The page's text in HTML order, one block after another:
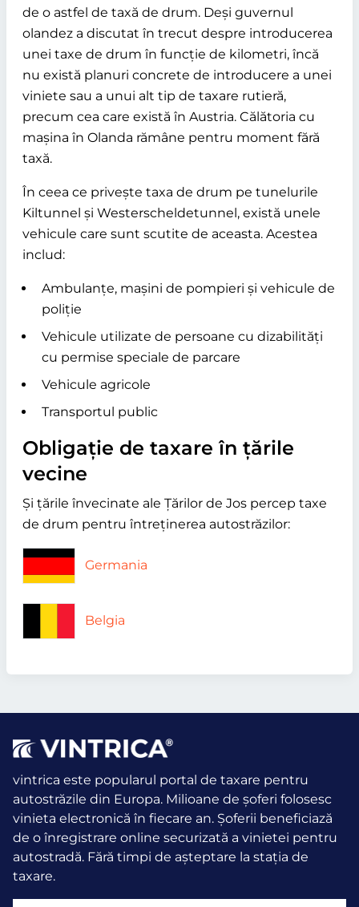
de o astfel de taxă de drum. Deși guvernul
olandez a discutat în trecut despre introducerea
unei taxe de drum în funcție de kilometri, încă
nu există planuri concrete de introducere a unei
viniete sau a unui alt tip de taxare rutieră,
precum cea care există în Austria. Călătoria cu
mașina în Olanda rămâne pentru moment fără
taxă.
În ceea ce privește taxa de drum pe tunelurile
Kiltunnel și Westerscheldetunnel, există unele
vehicule care sunt scutite de aceasta. Acestea
includ:
Ambulanțe, mașini de pompieri și vehicule de
poliție
Vehicule utilizate de persoane cu dizabilități
cu permise speciale de parcare
Vehicule agricole
Transportul public
Obligație de taxare în țările
vecine
Și țările învecinate ale Țărilor de Jos percep taxe
de drum pentru întreținerea autostrăzilor:
Germania
Belgia
vintrica este popularul portal de taxare pentru
autostrăzile din Europa. Milioane de șoferi folosesc
vinieta electronică în fiecare an. Șoferii beneficiază
de o înregistrare online securizată a vinietei pentru
autostradă. Fără timpi de așteptare la stația de
taxare.